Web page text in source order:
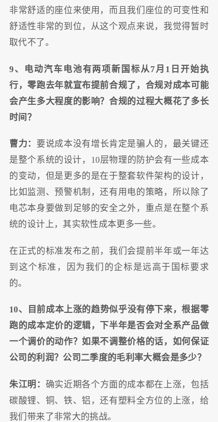
非常舒适的座位来使用，而且我们座位的可变性和
舒适性非常的到位，从这个观点来说，我觉得暂时
取代不了。
9、电动汽车电池有两项新国标从7月1日开始执
行，零跑去年就宣布提前合规了，合规对成本可能
会产生多大程度的影响？合规的过程大概花了多长
时间？
曹力： 要说成本没有增长肯定是骗人的，最关键还
是整个系统的设计，10层物理的防护会有一些成本
的变动，但是更多的是在于整套软件架构的设计，
比如监测、预警机制，还有用电的策略，所以除了
电芯本身要做到足够的安全之外，重点是在整个系
统的设计上，其实软性成本更多一些。
在正式的标准发布之前，我们会提前半年或一年达
到这个标准，因为我们的企标是远高于国标要求
的。
10、目前成本上涨的趋势似乎没有停下来，根据零
跑的成本定价的逻辑，下半年是否会对全系产品做
一个调价的动作？如果不调整价格的话，如何保证
公司的利润？公司二季度的毛利率大概会是多少？
朱江明： 确实近期各个方面的成本都在上涨，包括
碳酸锂、铜、铁、铝，还有塑料全方位的上涨，给
我们带来了非常大的挑战。